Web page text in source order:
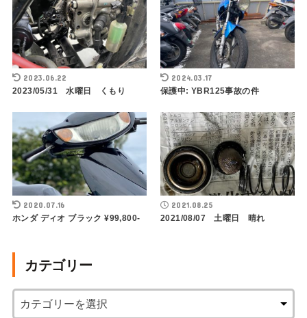
2023.06.22
2023/05/31 水曜日 くもり
2024.03.17
保護中: YBR125事故の件
2020.07.16
ホンダ ディオ ブラック ¥99,800-
2021.08.25
2021/08/07 土曜日 晴れ
カテゴリー